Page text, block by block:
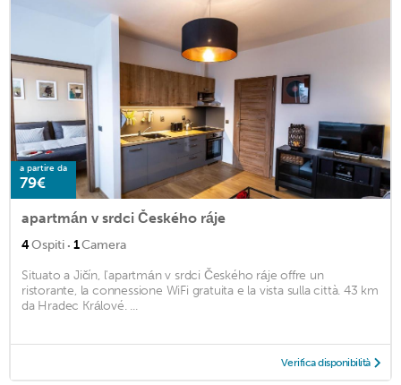
a partire da
79€
apartmán v srdci Českého ráje
4Ospiti · 1Camera
Situato a Jičín, l'apartmán v srdci Českého ráje offre un
ristorante, la connessione WiFi gratuita e la vista sulla città. 43 km
da Hradec Králové. ...
Verifica disponibilità